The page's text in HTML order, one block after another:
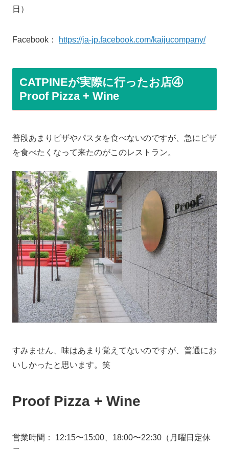
日）
Facebook： https://ja-jp.facebook.com/kaijucompany/
CATPINEが実際に行ったお店④
Proof Pizza + Wine
普段あまりピザやパスタを食べないのですが、急にピザ
を食べたくなって来たのがこのレストラン。
すみません、味はあまり覚えてないのですが、普通にお
いしかったと思います。笑
Proof Pizza + Wine
営業時間： 12:15〜15:00、18:00〜22:30（月曜日定休